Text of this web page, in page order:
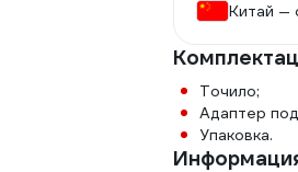
Китай —
Точило;
Адаптер
Упаковка.